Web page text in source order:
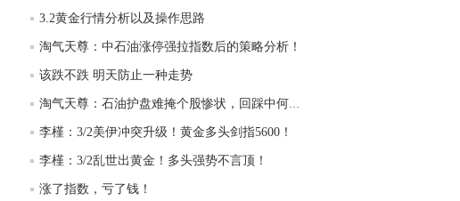
3.2黄金行情分析以及操作思路
淘气天尊：中石油涨停强拉指数后的策略分析！
该跌不跌 明天防止一种走势
淘气天尊：石油护盘难掩个股惨状，回踩中何时抄底？
李槿：3/2美伊冲突升级！黄金多头剑指5600！
李槿：3/2乱世出黄金！多头强势不言顶！
涨了指数，亏了钱！